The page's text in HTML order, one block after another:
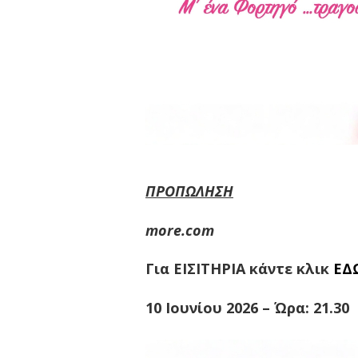
ΠΡΟΠΩΛΗΣΗ
more.com
Για ΕΙΣΙΤΗΡΙΑ κάντε κλικ
10 Ιουνίου 2026 – Ώρα: 21.30